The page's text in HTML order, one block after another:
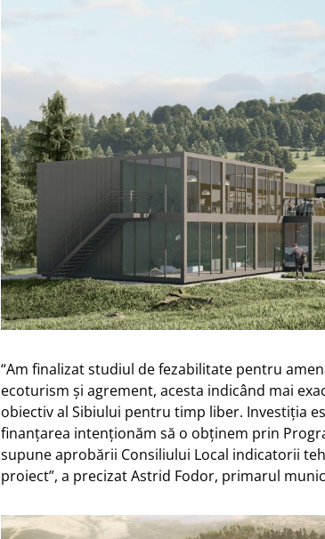
“Am finalizat studiul de fezabilitate pentru
ecoturism și agrement, acesta indicând mai
obiectiv al Sibiului pentru timp liber. Investiția
finanțarea intenționăm să o obținem prin
supune aprobării Consiliului Local indicatorii
proiect”, a precizat Astrid Fodor, primarul